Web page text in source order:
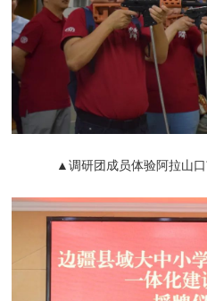
▲调研团成员体验阿拉山